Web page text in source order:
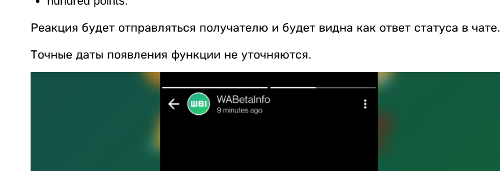
Реакция будет отправляться получателю и будет видна как ответ статуса в чате.
Точные даты появления функции не уточняются.